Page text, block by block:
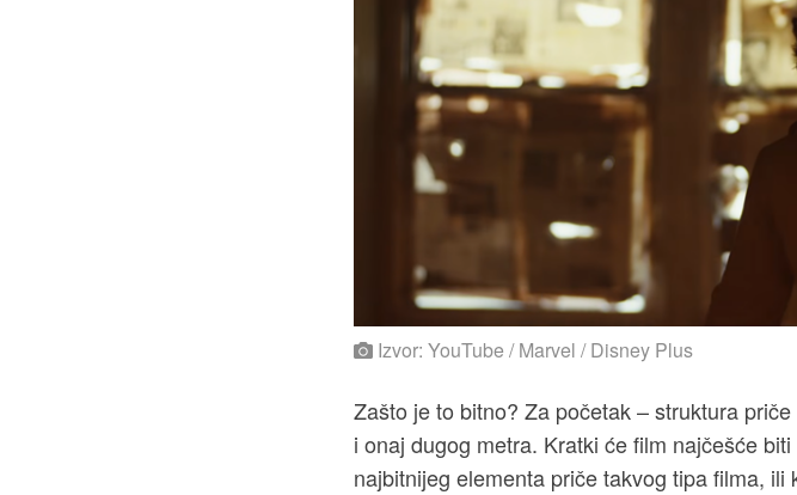
Izvor: YouTube / Marvel / Disney Plus
Zašto je to bitno? Za početak – struktura
i onaj dugog metra. Kratki će film najčešće
najbitnijeg elementa priče takvog tipa filma, ili